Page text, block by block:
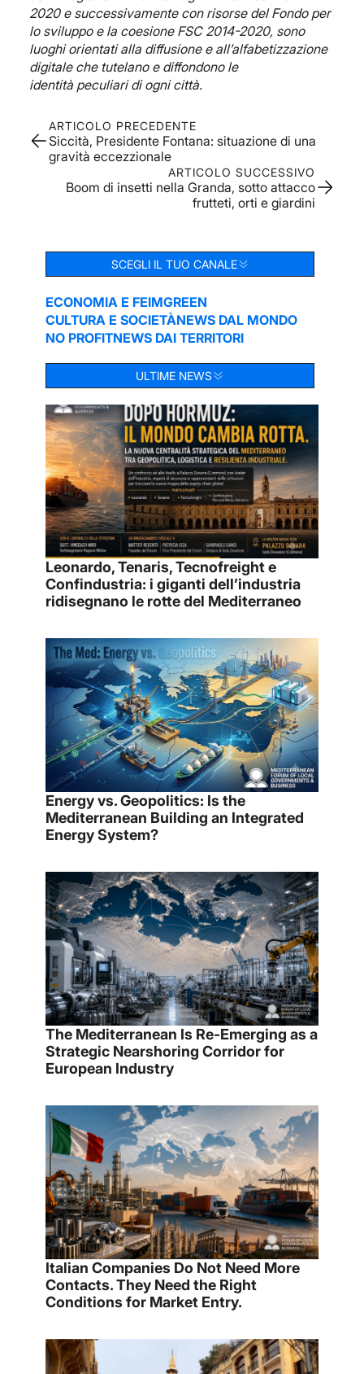
2020 e successivamente con risorse del Fondo per
lo sviluppo e la coesione FSC 2014-2020, sono
luoghi orientati alla diffusione e all’alfabetizzazione
digitale che tutelano e diffondono le
identità peculiari di ogni città.
ARTICOLO PRECEDENTE
Siccità, Presidente Fontana: situazione di una
gravità eccezzionale
ARTICOLO SUCCESSIVO
Boom di insetti nella Granda, sotto attacco
frutteti, orti e giardini
SCEGLI IL TUO CANALE
ECONOMIA E FEIMGREEN
CULTURA E SOCIETÀNEWS DAL MONDO
NO PROFITNEWS DAI TERRITORI
ULTIME NEWS
Leonardo, Tenaris, Tecnofreight e
Confindustria: i giganti dell’industria
ridisegnano le rotte del Mediterraneo
Energy vs. Geopolitics: Is the
Mediterranean Building an Integrated
Energy System?
The Mediterranean Is Re-Emerging as a
Strategic Nearshoring Corridor for
European Industry
Italian Companies Do Not Need More
Contacts. They Need the Right
Conditions for Market Entry.